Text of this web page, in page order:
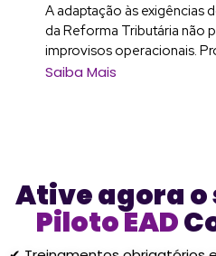
A adaptação às exigências
da Reforma Tributária não
improvisos operacionais.
Saiba Mais
Ative agora o
Piloto EAD